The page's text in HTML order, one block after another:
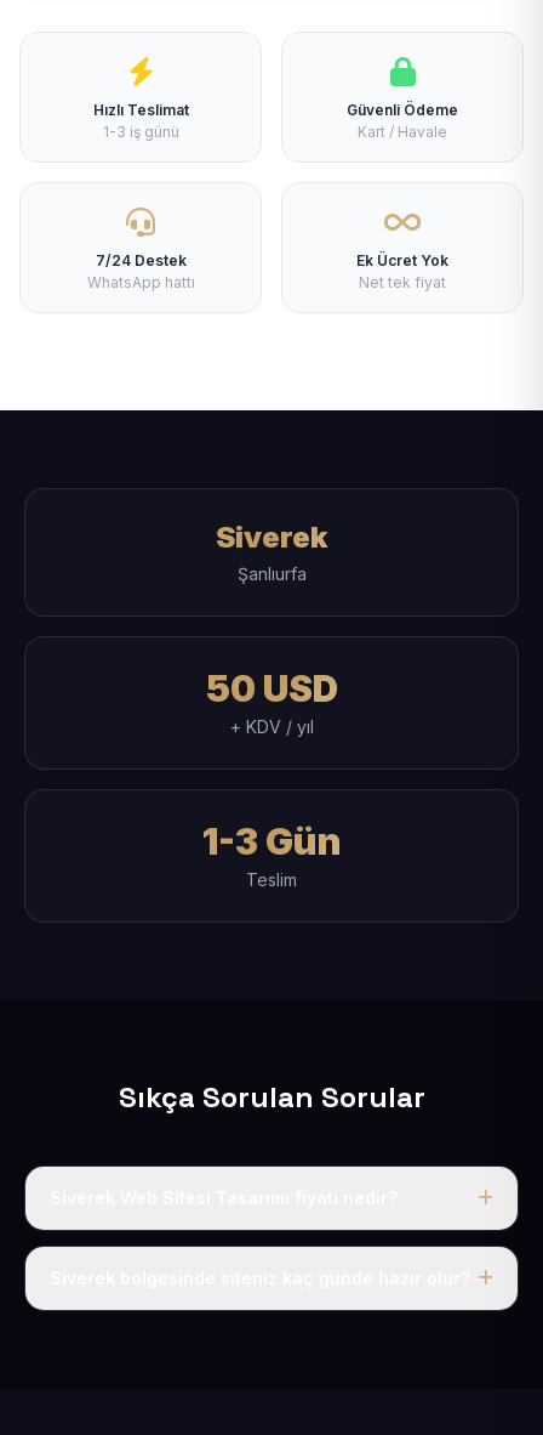
Hızlı Teslimat
1-3 iş günü
Güvenli Ödeme
Kart / Havale
7/24 Destek
WhatsApp hattı
Ek Ücret Yok
Net tek fiyat
Siverek
Şanlıurfa
50 USD
+ KDV / yıl
1-3 Gün
Teslim
Sıkça Sorulan Sorular
Tek fiyat uygulanır: yıllık 50 USD + KDV. Bu bedele alan